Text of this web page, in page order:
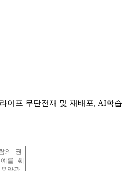
이프 무단전재 및 재배포, AI학습